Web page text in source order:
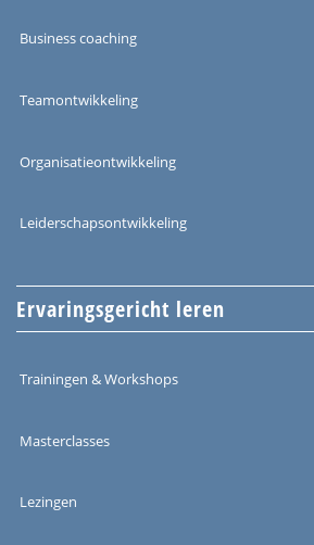
Business coaching
Teamontwikkeling
Organisatieontwikkeling
Leiderschapsontwikkeling
Ervaringsgericht leren
Trainingen & Workshops
Masterclasses
Lezingen